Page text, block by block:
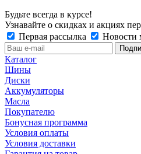
Будьте всегда в курсе!
Узнавайте о скидках и акциях
Первая рассылка
Новости
Каталог
Шины
Диски
Аккумуляторы
Масла
Покупателю
Бонусная программа
Условия оплаты
Условия доставки